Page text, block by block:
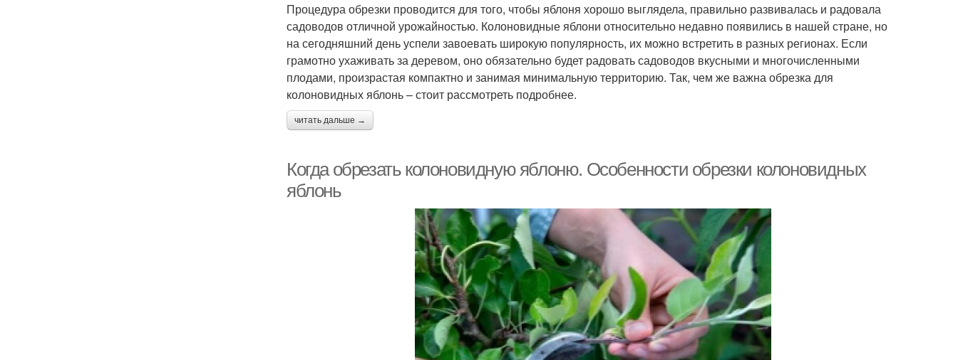
Процедура обрезки проводится для того, чтобы яблоня хорошо выглядела, правильно развивалась и радовала
садоводов отличной урожайностью. Колоновидные яблони относительно недавно появились в нашей стране, но
на сегодняшний день успели завоевать широкую популярность, их можно встретить в разных регионах. Если
грамотно ухаживать за деревом, оно обязательно будет радовать садоводов вкусными и многочисленными
плодами, произрастая компактно и занимая минимальную территорию. Так, чем же важна обрезка для
колоновидных яблонь – стоит рассмотреть подробнее.
читать дальше →
Когда обрезать колоновидную яблоню. Особенности обрезки колоновидных
яблонь